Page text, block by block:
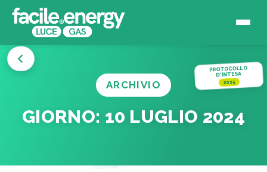
PROTOCOLLO
D'INTESA
2025
ARCHIVIO
GIORNO: 10 LUGLIO 2024